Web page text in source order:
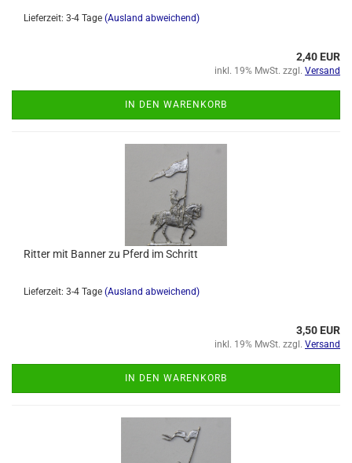
Lieferzeit: 3-4 Tage (Ausland abweichend)
2,40 EUR
inkl. 19% MwSt. zzgl. Versand
IN DEN WARENKORB
Ritter mit Banner zu Pferd im Schritt
Lieferzeit: 3-4 Tage (Ausland abweichend)
3,50 EUR
inkl. 19% MwSt. zzgl. Versand
IN DEN WARENKORB